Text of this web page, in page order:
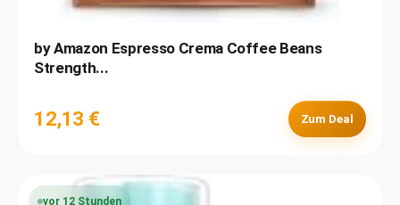
by Amazon Espresso Crema Coffee Beans
Strength...
12,13 € Zum Deal
vor 12 Stunden